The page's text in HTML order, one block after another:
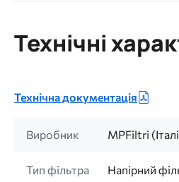
Технічні
Технічна документація
Виробник MPFiltri
Тип фільтра Напірний